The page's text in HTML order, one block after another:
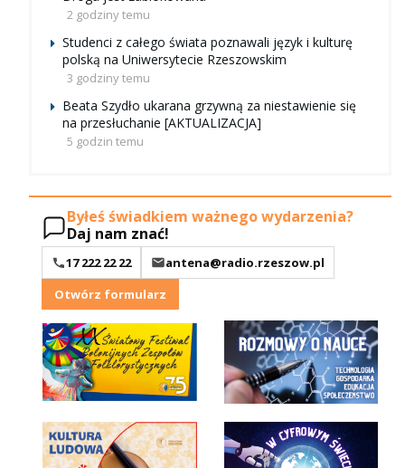
2 godziny temu
Studenci z całego świata poznawali język i kulturę
polską na Uniwersytecie Rzeszowskim
3 godziny temu
Beata Szydło ukarana grzywną za niestawienie się
na przesłuchanie [AKTUALIZACJA]
5 godzin temu
Byłeś świadkiem ważnego wydarzenia?
Daj nam znać!
17 222 22 22
antena@radio.rzeszow.pl
Otwórz formularz